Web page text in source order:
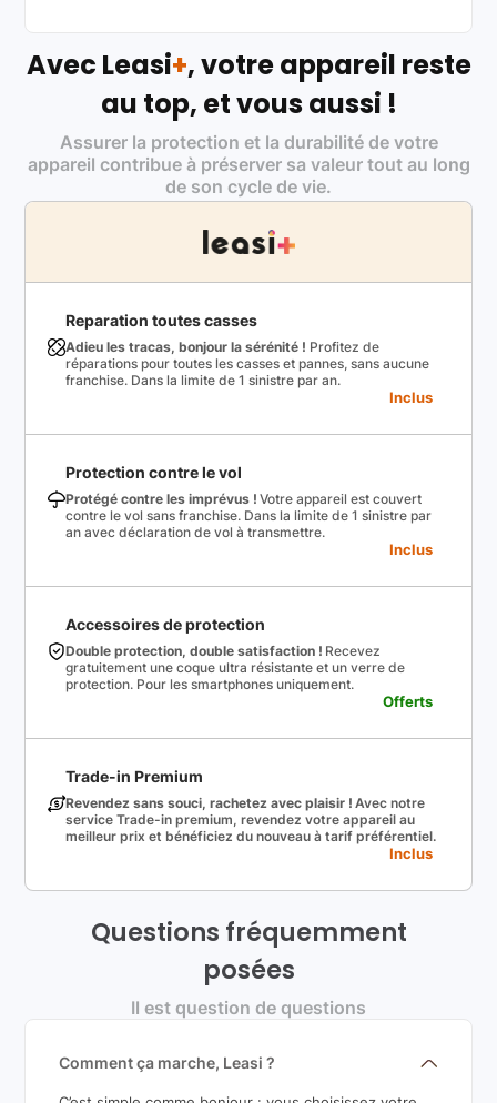
Avec Leasi+, votre appareil reste
au top, et vous aussi !
Assurer la protection et la durabilité de votre
appareil contribue à préserver sa valeur tout au long
de son cycle de vie.
Reparation toutes casses
Adieu les tracas, bonjour la sérénité ! Profitez de
réparations pour toutes les casses et pannes, sans aucune
franchise. Dans la limite de 1 sinistre par an.
Inclus
Protection contre le vol
Protégé contre les imprévus ! Votre appareil est couvert
contre le vol sans franchise. Dans la limite de 1 sinistre par
an avec déclaration de vol à transmettre.
Inclus
Accessoires de protection
Double protection, double satisfaction ! Recevez
gratuitement une coque ultra résistante et un verre de
protection. Pour les smartphones uniquement.
Offerts
Trade-in Premium
Revendez sans souci, rachetez avec plaisir ! Avec notre
service Trade-in premium, revendez votre appareil au
meilleur prix et bénéficiez du nouveau à tarif préférentiel.
Inclus
Questions fréquemment
posées
Il est question de questions
Comment ça marche, Leasi ?